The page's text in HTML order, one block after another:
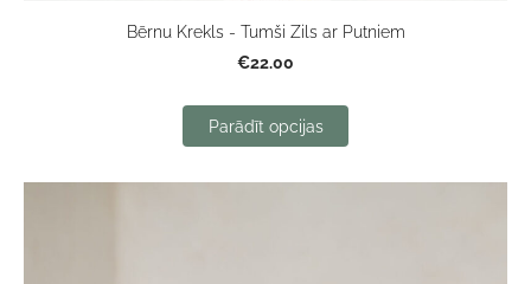
Bērnu Krekls - Tumši Zils ar Putniem
€22.00
Parādīt opcijas